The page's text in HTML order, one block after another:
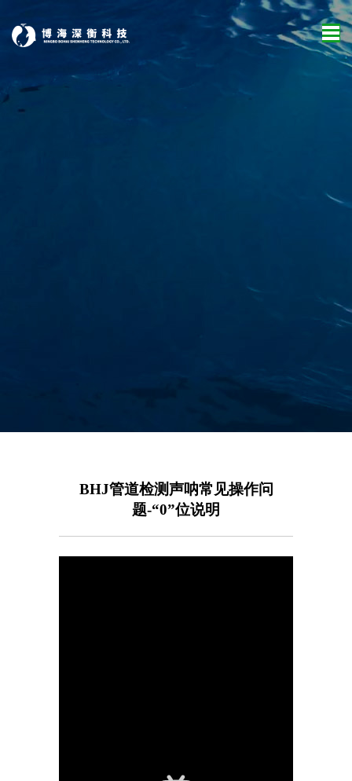
BHJ管道检测声呐常见操作问
题-“0”位说明